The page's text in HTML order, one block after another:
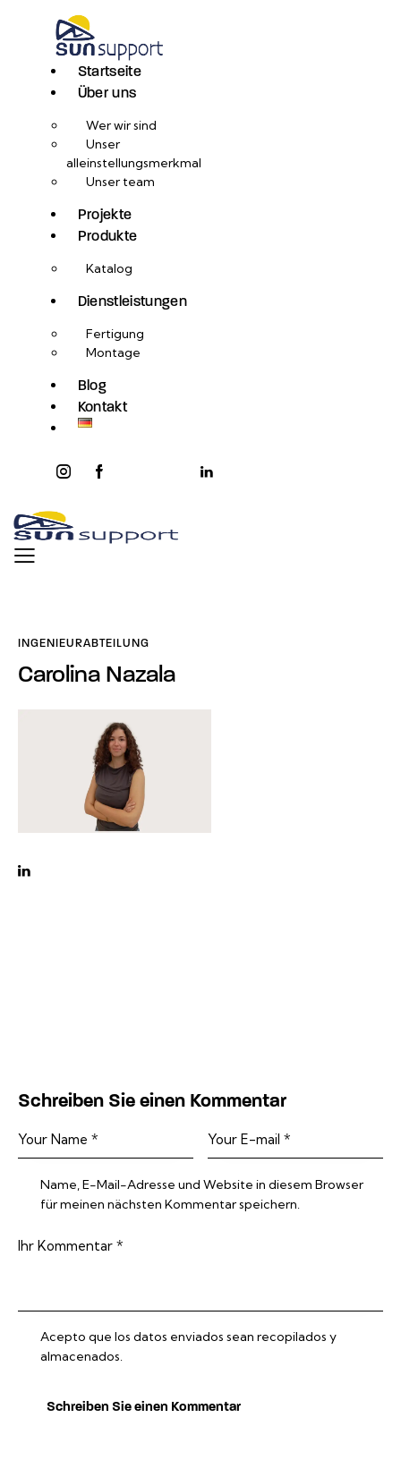
Startseite
Über uns
Wer wir sind
Unser
alleinstellungsmerkmal
Unser team
Projekte
Produkte
Katalog
Dienstleistungen
Fertigung
Montage
Blog
Kontakt
instagramfacebook-
youtube2
linkedin
INGENIEURABTEILUNG
Carolina Nazala
linkedin
Schreiben Sie einen Kommentar
Name, E-Mail-Adresse und Website in diesem Browser
für meinen nächsten Kommentar speichern.
Acepto que los datos enviados sean recopilados y
almacenados.